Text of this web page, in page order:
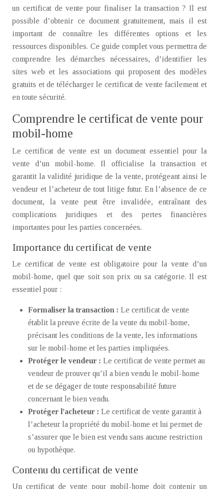
un certificat de vente pour finaliser la transaction ? Il est
possible d’obtenir ce document gratuitement, mais il est
important de connaître les différentes options et les
ressources disponibles. Ce guide complet vous permettra de
comprendre les démarches nécessaires, d’identifier les
sites web et les associations qui proposent des modèles
gratuits et de télécharger le certificat de vente facilement et
en toute sécurité.
Comprendre le certificat de vente pour
mobil-home
Le certificat de vente est un document essentiel pour la
vente d’un mobil-home. Il officialise la transaction et
garantit la validité juridique de la vente, protégeant ainsi le
vendeur et l’acheteur de tout litige futur. En l’absence de ce
document, la vente peut être invalidée, entraînant des
complications juridiques et des pertes financières
importantes pour les parties concernées.
Importance du certificat de vente
Le certificat de vente est obligatoire pour la vente d’un
mobil-home, quel que soit son prix ou sa catégorie. Il est
essentiel pour :
Formaliser la transaction : Le certificat de vente
établit la preuve écrite de la vente du mobil-home,
précisant les conditions de la vente, les informations
sur le mobil-home et les parties impliquées.
Protéger le vendeur : Le certificat de vente permet au
vendeur de prouver qu’il a bien vendu le mobil-home
et de se dégager de toute responsabilité future
concernant le bien vendu.
Protéger l’acheteur : Le certificat de vente garantit à
l’acheteur la propriété du mobil-home et lui permet de
s’assurer que le bien est vendu sans aucune restriction
ou hypothèque.
Contenu du certificat de vente
Un certificat de vente pour mobil-home doit contenir un